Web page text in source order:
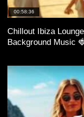
00:58:36
Chillout Ibiza
Background Music